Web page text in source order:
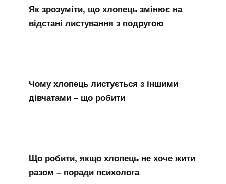
Як зрозуміти, що хлопець змінює на
відстані листування з подругою
Чому хлопець листується з іншими
дівчатами – що робити
Що робити, якщо хлопець не хоче жити
разом – поради психолога